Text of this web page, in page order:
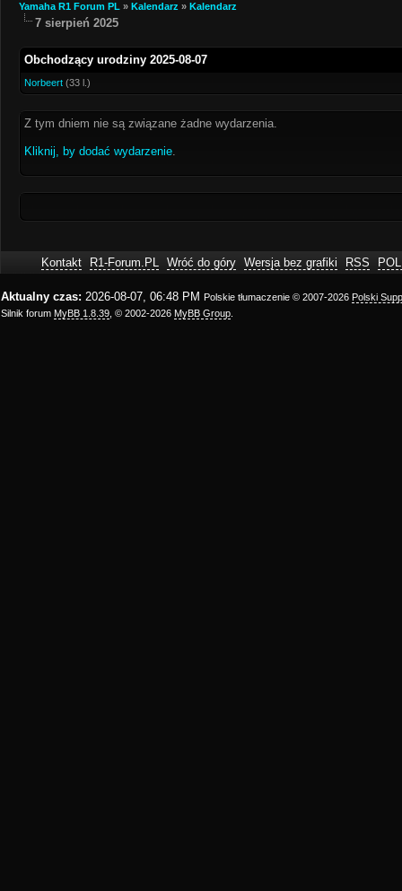
Yamaha R1 Forum PL » Kalendarz » Kalendarz
7 sierpień 2025
Obchodzący urodziny 2025-08-07
Norbeert (33 l.)
Z tym dniem nie są związane żadne wydarzenia.
Kliknij, by dodać wydarzenie.
Kontakt R1-Forum.PL Wróć do góry Wersja bez grafiki RSS
Aktualny czas: 2026-08-07, 06:48 PM Polskie tłumaczenie © 2007-2026 Polski
Silnik forum MyBB 1.8.39 , © 2002-2026 MyBB Group